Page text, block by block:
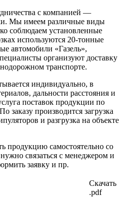
с компанией —
Мы имеем различные виды
соблюдаем установленные
используются 20-тонные
автомобили «Газель»,
организуют доставку
транспорте.
индивидуально, в
дальности расстояния и
поставок продукции по
заказу производится загрузка
и разгрузка на объекте
продукцию самостоятельно со
связаться с менеджером и
заявку и пр.
Скачать
.pdf